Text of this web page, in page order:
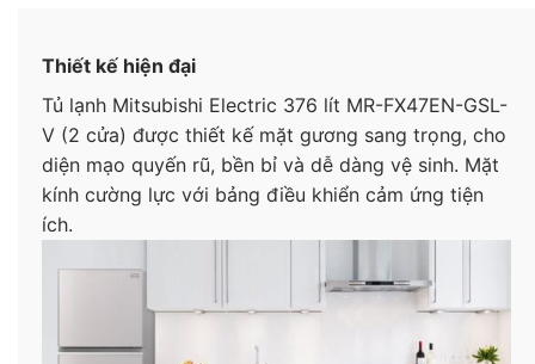
Thiết kế hiện đại
Tủ lạnh Mitsubishi Electric 376 lít MR-FX47EN-GSL-
V (2 cửa) được thiết kế mặt gương sang trọng, cho
diện mạo quyến rũ, bền bỉ và dễ dàng vệ sinh. Mặt
kính cường lực với bảng điều khiển cảm ứng tiện
ích.